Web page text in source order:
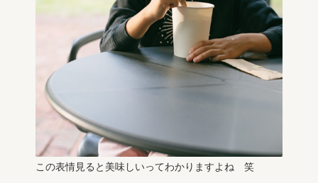
この表情見ると美味しいってわかりますよね 笑